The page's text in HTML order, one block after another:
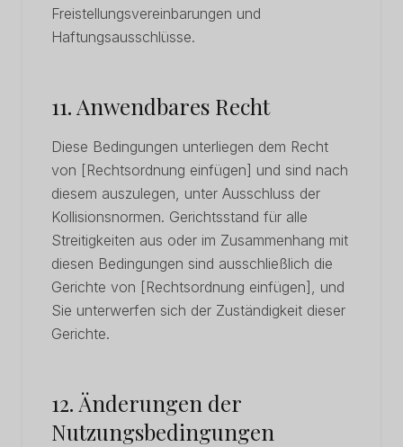
Freistellungsvereinbarungen und
Haftungsausschlüsse.
11. Anwendbares Recht
Diese Bedingungen unterliegen dem Recht
von [Rechtsordnung einfügen] und sind nach
diesem auszulegen, unter Ausschluss der
Kollisionsnormen. Gerichtsstand für alle
Streitigkeiten aus oder im Zusammenhang mit
diesen Bedingungen sind ausschließlich die
Gerichte von [Rechtsordnung einfügen], und
Sie unterwerfen sich der Zuständigkeit dieser
Gerichte.
12. Änderungen der
Nutzungsbedingungen